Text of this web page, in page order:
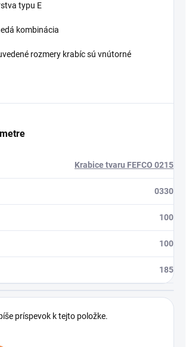
typu E
kombinácia
rozmery krabíc sú vnútorné
Krabice tvaru FEFCO 0215
0330
100
100
185
príspevok k tejto položke.